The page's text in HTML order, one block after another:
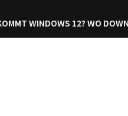
WINDOWS 12? WO